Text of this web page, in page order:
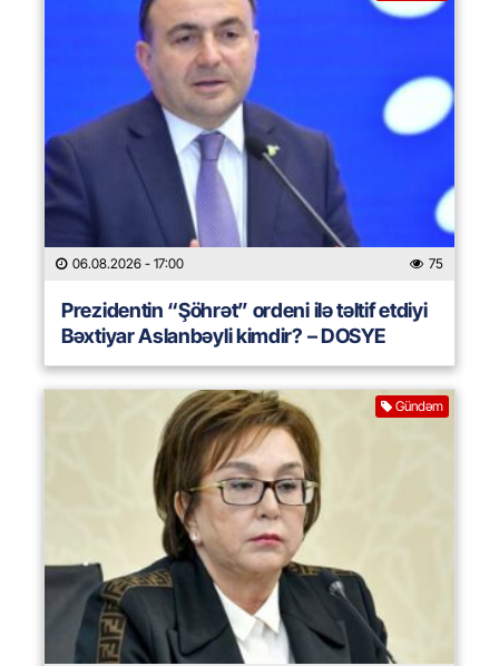
06.08.2026 - 17:00 75
Prezidentin “Şöhrət” ordeni ilə təltif etdiyi
Bəxtiyar Aslanbəyli kimdir? – DOSYE
Gündəm